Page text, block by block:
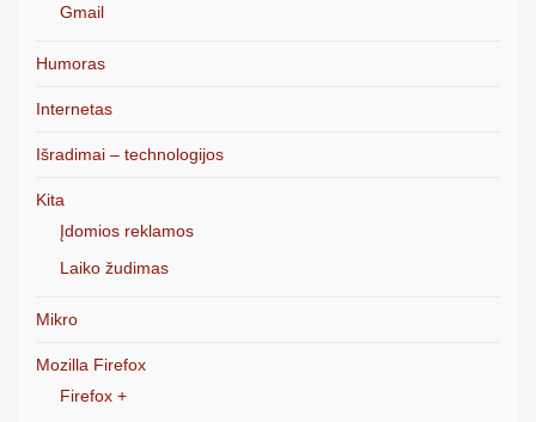
Gmail
Humoras
Internetas
Išradimai – technologijos
Kita
Įdomios reklamos
Laiko žudimas
Mikro
Mozilla Firefox
Firefox +